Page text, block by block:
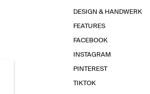
DESIGN & HANDWERK
FEATURES
FACEBOOK
INSTAGRAM
PINTEREST
TIKTOK